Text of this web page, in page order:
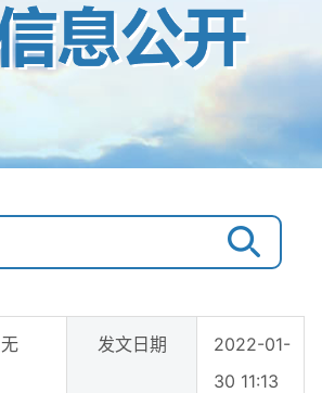
无 发文日期
2022-01-
30 11:13